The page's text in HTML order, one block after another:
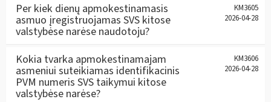
Per kiek dienų apmokestinamasis
asmuo įregistruojamas SVS kitose
valstybėse narėse naudotoju?
KM3605
2026-04-28
Kokia tvarka apmokestinamajam
asmeniui suteikiamas identifikacinis
PVM numeris SVS taikymui kitose
valstybėse narėse?
KM3606
2026-04-28